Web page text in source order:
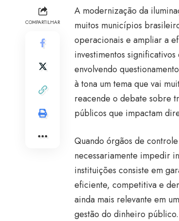
COMPARTILHAR
A modernização da
muitos municípios
operacionais e ampliar a
investimentos
envolvendo
à tona um tema que vai
reacende o debate sobre
públicos que impactam
Quando órgãos de
necessariamente impedir
instituições consiste em
eficiente, competitiva e
ainda mais relevante em
gestão do dinheiro público.